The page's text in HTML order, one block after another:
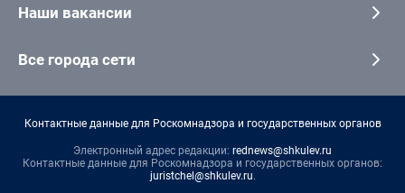
Наши вакансии
Все города сети
Контактные данные для Роскомнадзора и государственных органов
Электронный адрес редакции: rednews@shkulev.ru
Контактные данные для Роскомнадзора и государственных органов:
juristchel@shkulev.ru.